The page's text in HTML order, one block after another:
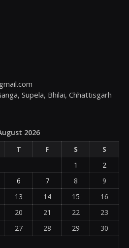
Supela, Bhilai, Chhattisgarh
2026
T F S
S
1
2
6 7 8
9
13 14 15
16
20 21 22
23
27 28 29
30